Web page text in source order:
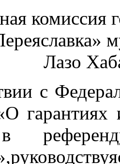
комиссия
Лазо
с